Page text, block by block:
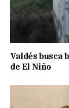
Valdés busca
de El Niño